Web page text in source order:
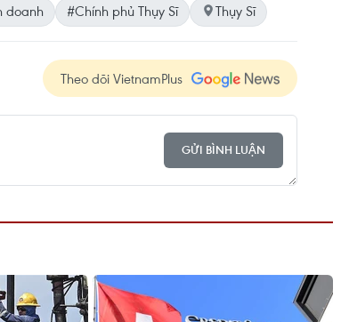
doanh #Chính phủ Thụy Sĩ Thụy Sĩ
Theo dõi VietnamPlus
GỬI BÌNH LUẬN